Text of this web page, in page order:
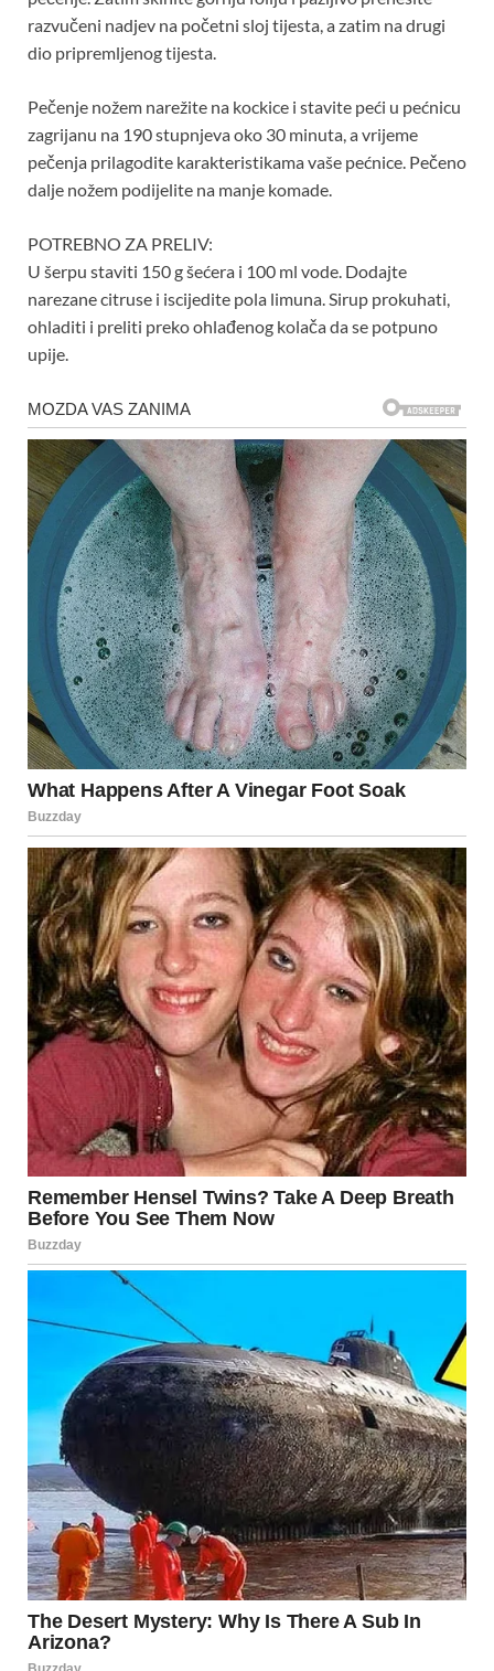
razvučeni nadjev na početni sloj tijesta, a zatim na drugi
dio pripremljenog tijesta.
Pečenje nožem narežite na kockice i stavite peći u pećnicu
zagrijanu na 190 stupnjeva oko 30 minuta, a vrijeme
pečenja prilagodite karakteristikama vaše pećnice. Pečeno
dalje nožem podijelite na manje komade.
POTREBNO ZA PRELIV:
U šerpu staviti 150 g šećera i 100 ml vode. Dodajte
narezane citruse i iscijedite pola limuna. Sirup prokuhati,
ohladiti i preliti preko ohlađenog kolača da se potpuno
upije.